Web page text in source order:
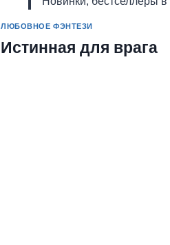
ЛЮБОВНОЕ ФЭНТЕЗИ
Истинная для врага